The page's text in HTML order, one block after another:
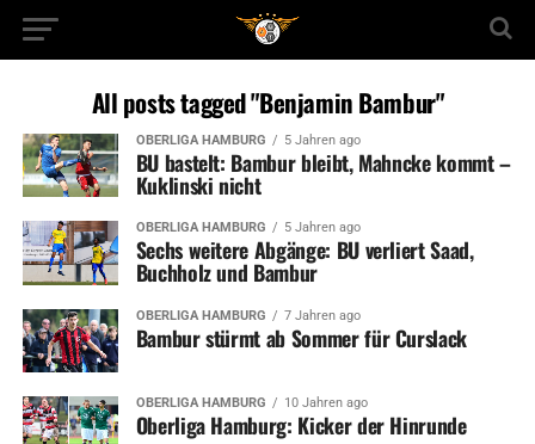
All posts tagged "Benjamin Bambur"
OBERLIGA HAMBURG 5 Jahren ago
BU bastelt: Bambur bleibt, Mahncke kommt –
Kuklinski nicht
OBERLIGA HAMBURG 5 Jahren ago
Sechs weitere Abgänge: BU verliert Saad,
Buchholz und Bambur
OBERLIGA HAMBURG 7 Jahren ago
Bambur stürmt ab Sommer für Curslack
OBERLIGA HAMBURG 10 Jahren ago
Oberliga Hamburg: Kicker der Hinrunde